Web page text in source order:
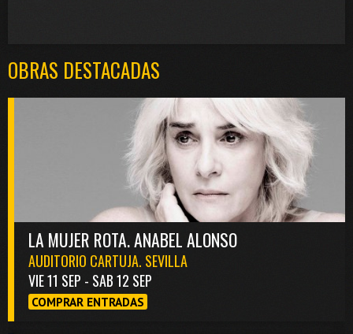
OBRAS DESTACADAS
LA MUJER ROTA. ANABEL ALONSO
AUDITORIO CARTUJA. SEVILLA
VIE 11 SEP - SAB 12 SEP
COMPRAR ENTRADAS